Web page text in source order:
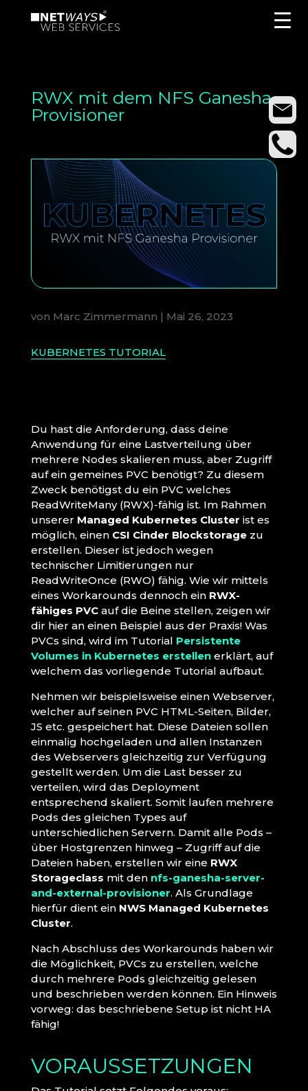
RWX mit dem NFS Ganesha
Provisioner
von Marc Zimmermann | Mai 26, 2023
KUBERNETES TUTORIAL
Du hast die Anforderung, dass deine
Anwendung für eine Lastverteilung über
mehrere Nodes skalieren muss, aber Zugriff
auf ein gemeines PVC benötigt? Zu diesem
Zweck benötigst du ein PVC welches
ReadWriteMany (RWX)-fähig ist. Im Rahmen
unserer Managed Kubernetes Cluster ist es
möglich, einen CSI Cinder Blockstoragezu
erstellen. Dieser ist jedoch wegen
technischer Limitierungen nur
ReadWriteOnce (RWO) fähig. Wie wir mittels
eines Workarounds dennoch ein RWX-
fähiges PVCauf die Beine stellen, zeigen wir
dir hier an einen Beispiel aus der Praxis! Was
PVCs sind, wird im Tutorial Persistente
Volumes in Kubernetes erstellenerklärt, auf
welchem das vorliegende Tutorial aufbaut.
Nehmen wir beispielsweise einen Webserver,
welcher auf seinen PVC HTML-Seiten, Bilder,
JS etc. gespeichert hat. Diese Dateien sollen
einmalig hochgeladen und allen Instanzen
des Webservers gleichzeitig zur Verfügung
gestellt werden. Um die Last besser zu
verteilen, wird das Deployment
entsprechend skaliert. Somit laufen mehrere
Pods des gleichen Types auf
unterschiedlichen Servern. Damit alle Pods –
über Hostgrenzen hinweg – Zugriff auf die
Dateien haben, erstellen wir eine RWX
Storageclass mit den nfs-ganesha-server-
and-external-provisioner. Als Grundlage
hierfür dient ein NWS Managed Kubernetes
Cluster.
Nach Abschluss des Workarounds haben wir
die Möglichkeit, PVCs zu erstellen, welche
durch mehrere Pods gleichzeitig gelesen
und beschrieben werden können. Ein Hinweis
vorweg: das beschriebene Setup ist nicht HA
fähig!
VORAUSSETZUNGEN